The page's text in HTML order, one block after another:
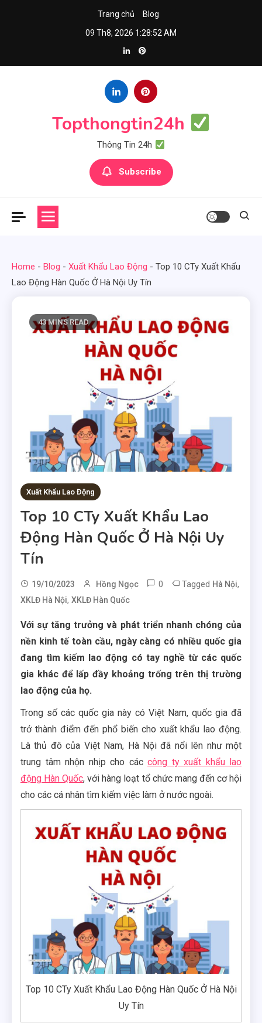
Trang chủ
Blog
09 Th8, 2026 1:28:53 AM
Topthongtin24h
Thông Tin 24h
Subscribe
Home - Blog - Xuất Khẩu Lao Động - Top 10 CTy Xuất Khẩu
Lao Động Hàn Quốc Ở Hà Nội Uy Tín
43 MINS READ
Xuất Khẩu Lao Động
Top 10 CTy Xuất Khẩu Lao
Động Hàn Quốc Ở Hà Nội Uy
Tín
19/10/2023 Hồng Ngọc 0 Tagged Hà Nội,
XKLĐ Hà Nội, XKLĐ Hàn Quốc
Với sự tăng trưởng và phát triển nhanh chóng của
nền kinh tế toàn cầu, ngày càng có nhiều quốc gia
đang tìm kiếm lao động có tay nghề từ các quốc
gia khác để lấp đầy khoảng trống trên thị trường
lao động của họ.
Trong số các quốc gia này có Việt Nam, quốc gia đã
trở thành điểm đến phổ biến cho xuất khẩu lao động.
Là thủ đô của Việt Nam, Hà Nội đã nổi lên như một
trung tâm nhộn nhịp cho các công ty xuất khẩu lao
động Hàn Quốc, với hàng loạt tổ chức mang đến cơ hội
cho các cá nhân tìm kiếm việc làm ở nước ngoài.
Top 10 CTy Xuất Khẩu Lao Động Hàn Quốc Ở Hà Nội
Uy Tín